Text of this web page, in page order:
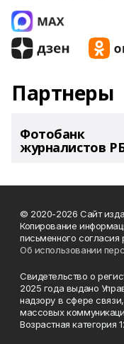
Партнеры
Фотобанк
журналистов
© 2020-2026 Сайт
Копирование
письменного согласия
Об использовании
Свидетельство о
2025 года выдано
надзору в сфере
массовых
Возрастная категория